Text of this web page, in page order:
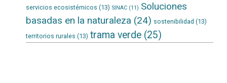
servicios ecosistémicos (13) SINAC(11) Soluciones
basadas en la naturaleza (24) sostenibilidad (13)
territorios rurales (13) trama verde(25)